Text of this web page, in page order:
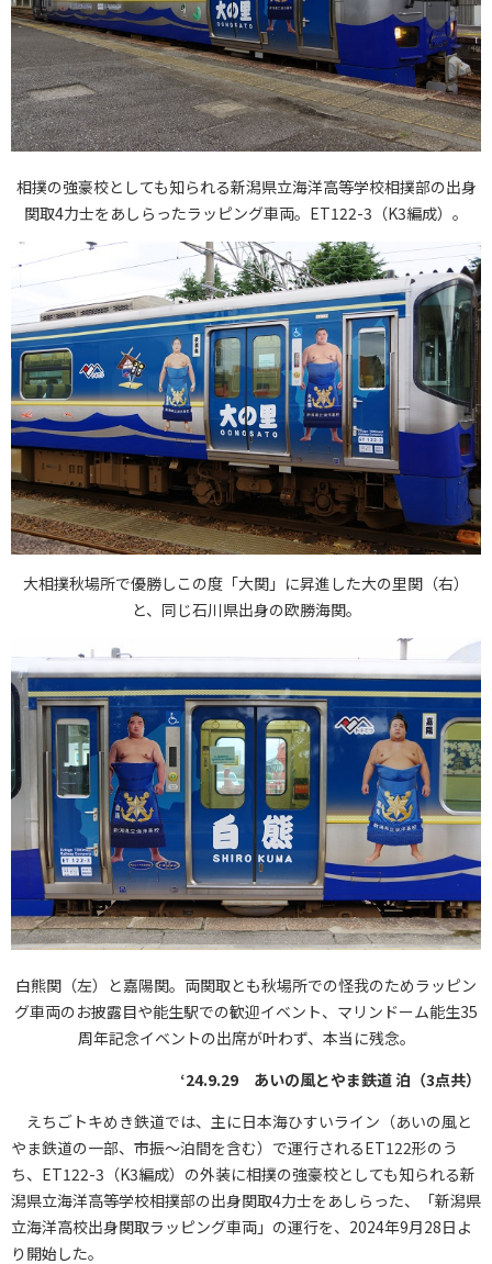
相撲の強豪校としても知られる新潟県立海洋高等学校相撲部の出身
関取4力士をあしらったラッピング車両。ET122-3（K3編成）。
大相撲秋場所で優勝しこの度「大関」に昇進した大の里関（右）
と、同じ石川県出身の欧勝海関。
白熊関（左）と嘉陽関。両関取とも秋場所での怪我のためラッピン
グ車両のお披露目や能生駅での歓迎イベント、マリンドーム能生35
周年記念イベントの出席が叶わず、本当に残念。
‘24.9.29 あいの風とやま鉄道 泊（3点共）
えちごトキめき鉄道では、主に日本海ひすいライン（あいの風と
やま鉄道の一部、市振～泊間を含む）で運行されるET122形のう
ち、ET122-3（K3編成）の外装に相撲の強豪校としても知られる新
潟県立海洋高等学校相撲部の出身関取4力士をあしらった、「新潟県
立海洋高校出身関取ラッピング車両」の運行を、2024年9月28日よ
り開始した。